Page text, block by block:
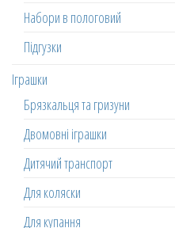
Набори в пологовий
Підгузки
Іграшки
Брязкальця та гризуни
Двомовні іграшки
Дитячий транспорт
Для коляски
Для купання